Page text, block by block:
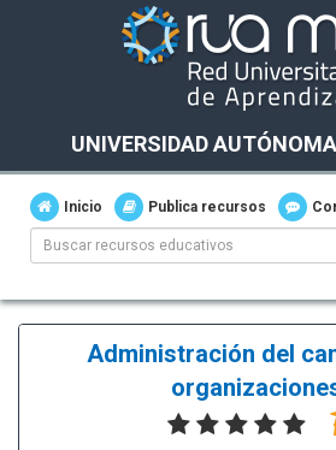
UNIVERSIDAD
Inicio Publica recursos
Administración del